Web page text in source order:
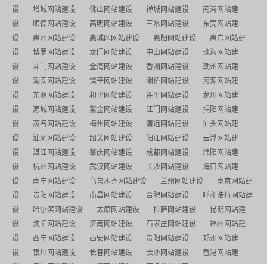
设
增城网站建设 佛山网站建设 禅城网站建设
南海网站建
设
顺德网站建设 高明网站建设 三水网站建设
东莞网站建
设
惠州网站建设 惠城区网站建设 惠阳网站建设
惠东网站建
设
博罗网站建设 龙门网站建设 中山网站建设
珠海网站建
设
斗门网站建设 金湾网站建设 香洲网站建设
潮州网站建
设
潮安网站建设 饶平网站建设 湘桥网站建设
河源网站建
设
东源网站建设 和平网站建设 连平网站建设
龙川网站建
设
源城网站建设 紫金网站建设 江门网站建设
揭阳网站建
设
茂名网站建设 梅州网站建设 清远网站建设
汕头网站建
设
汕尾网站建设 韶关网站建设 阳江网站建设
云浮网站建
设
湛江网站建设 肇庆网站建设 成都网站建设
绵阳网站建
设
杭州网站建设 武汉网站建设 长沙网站建设
海口网站建
设
南宁网站建设 乌鲁木齐网站建设 兰州网站建设
南京网站建
设
贵阳网站建设 南昌网站建设 合肥网站建设
呼和浩特网站建
设
哈尔滨网站建设 太原网站建设 拉萨网站建设
昆明网站建
设
沈阳网站建设 济南网站建设 石家庄网站建设
福州网站建
设
西宁网站建设 西安网站建设 贵阳网站建设
郑州网站建
设
银川网站建设 长春网站建设 长沙网站建设
香港网站建